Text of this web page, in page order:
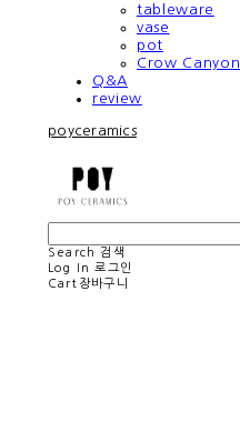
tableware
vase
pot
Crow Canyon
Q&A
review
poyceramics
Search
검색
Log In 로그인
Cart 장바구니